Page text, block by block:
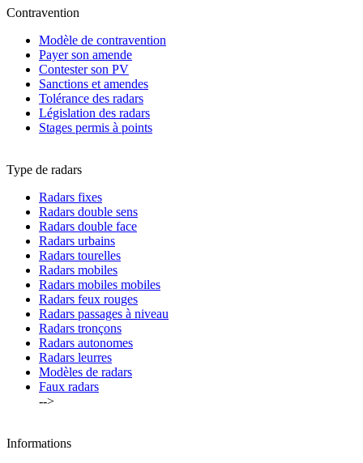
Contravention
Modèle de contravention
Payer son amende
Contester son PV
Sanctions et amendes
Tolérance des radars
Législation des radars
Stages permis à points
Type de radars
Radars fixes
Radars double sens
Radars double face
Radars urbains
Radars tourelles
Radars mobiles
Radars mobiles mobiles
Radars feux rouges
Radars passages à niveau
Radars tronçons
Radars autonomes
Radars leurres
Modèles de radars
Faux radars
-->
Informations